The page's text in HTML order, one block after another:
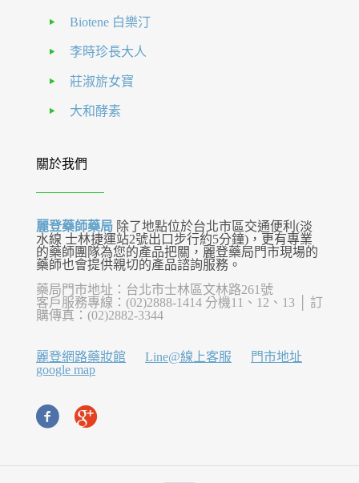
Biotene 白樂汀
李時珍長大人
莊淑旂女寶
大和酵素
關於我們
麗登藥師藥局 除了地點位於台北市區交通便利(淡
水線 士林捷運站2號出口步行約5分鐘)，更有專業
的藥師團隊為您的產品把關，麗登藥局門市現場的
藥師也會提供親切的產品諮詢服務。
藥局門市地址：台北市士林區文林路261號
客戶服務專線：(02)2888-1414 分機11、12、13 │ 訂
購傳真：(02)2882-3344
麗登網路藥妝館 Line@線上客服
門市地址
google map